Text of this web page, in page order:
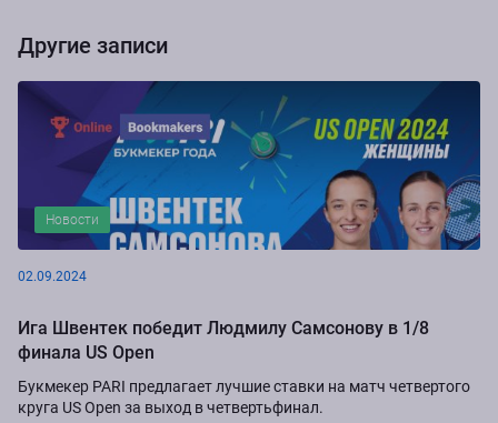
Другие записи
Новости
02.09.2024
Ига Швентек победит Людмилу Самсонову в 1/8
финала US Open
Букмекер PARI предлагает лучшие ставки на матч четвертого
круга US Open за выход в четвертьфинал.